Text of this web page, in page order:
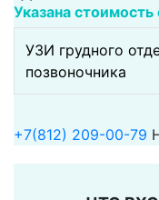
Указана
УЗИ грудного
позвоночника
+7(812) 209-00-79